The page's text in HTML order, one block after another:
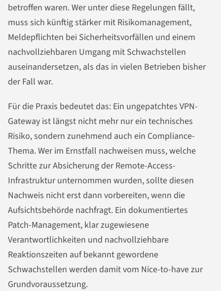
betroffen waren. Wer unter diese Regelungen fällt,
muss sich künftig stärker mit Risikomanagement,
Meldepflichten bei Sicherheitsvorfällen und einem
nachvollziehbaren Umgang mit Schwachstellen
auseinandersetzen, als das in vielen Betrieben bisher
der Fall war.
Für die Praxis bedeutet das: Ein ungepatchtes VPN-
Gateway ist längst nicht mehr nur ein technisches
Risiko, sondern zunehmend auch ein Compliance-
Thema. Wer im Ernstfall nachweisen muss, welche
Schritte zur Absicherung der Remote-Access-
Infrastruktur unternommen wurden, sollte diesen
Nachweis nicht erst dann vorbereiten, wenn die
Aufsichtsbehörde nachfragt. Ein dokumentiertes
Patch-Management, klar zugewiesene
Verantwortlichkeiten und nachvollziehbare
Reaktionszeiten auf bekannt gewordene
Schwachstellen werden damit vom Nice-to-have zur
Grundvoraussetzung.